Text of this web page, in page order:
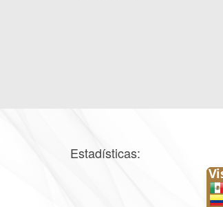
Estadísticas: